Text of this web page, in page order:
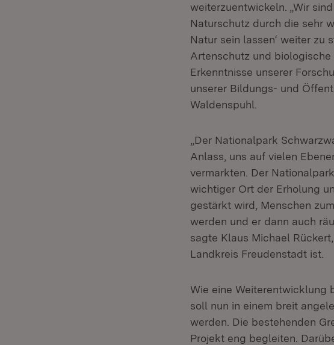
weiterzuentwickeln. „Wir
Naturschutz durch die sehr
Natur sein lassen‘ weiter zu
Artenschutz und
Erkenntnisse unserer
unserer Bildungs- und
Waldenspuhl.
„Der Nationalpark
Anlass, uns auf vielen
vermarkten. Der
wichtiger Ort der Erholung
gestärkt wird, Menschen
werden und er dann auch
sagte Klaus Michael
Landkreis Freudenstadt ist.
Wie eine Weiterentwicklung
soll nun in einem breit
werden. Die bestehenden
Projekt eng begleiten.